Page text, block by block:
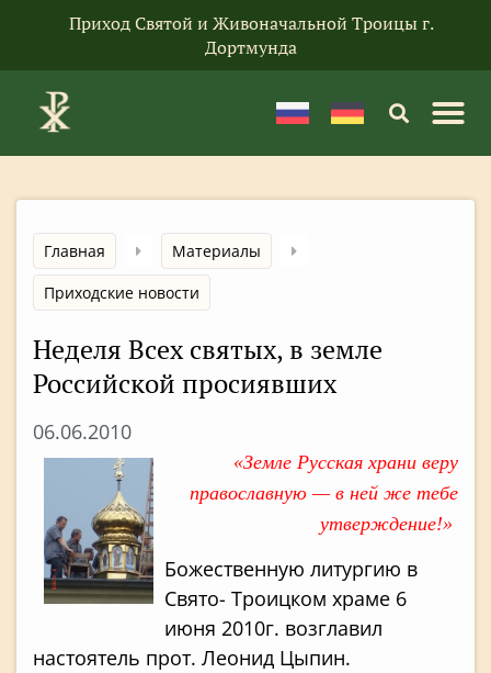
Приход Святой и Живоначальной Троицы г.
Дортмунда
Главная
Материалы
Приходские новости
Неделя Всех святых, в земле
Российской просиявших
06.06.2010
«Земле Русская храни веру
православную — в ней же тебе
утверждение!»
Божественную литургию в
Свято- Троицком храме 6
июня 2010г. возглавил
настоятель прот. Леонид Цыпин.